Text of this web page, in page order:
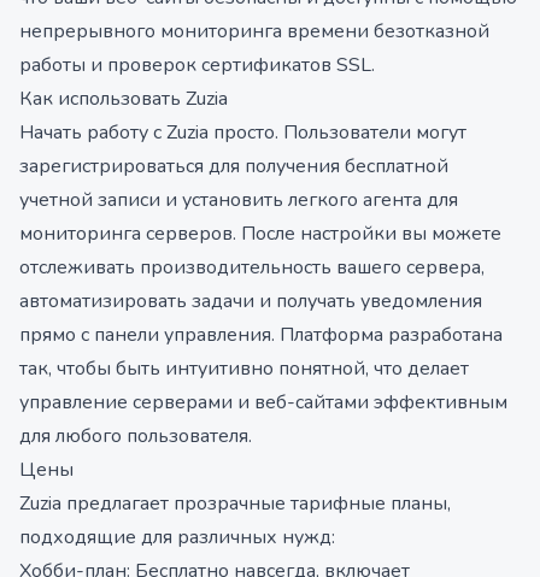
непрерывного мониторинга времени безотказной
работы и проверок сертификатов SSL.
Как использовать Zuzia
Начать работу с Zuzia просто. Пользователи могут
зарегистрироваться для получения бесплатной
учетной записи и установить легкого агента для
мониторинга серверов. После настройки вы можете
отслеживать производительность вашего сервера,
автоматизировать задачи и получать уведомления
прямо с панели управления. Платформа разработана
так, чтобы быть интуитивно понятной, что делает
управление серверами и веб-сайтами эффективным
для любого пользователя.
Цены
Zuzia предлагает прозрачные тарифные планы,
подходящие для различных нужд:
Хобби-план: Бесплатно навсегда, включает